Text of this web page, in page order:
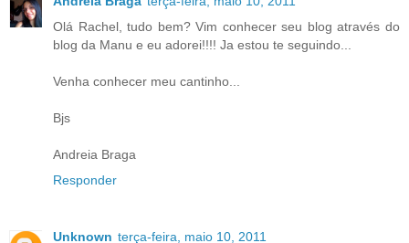
Olá Rachel, tudo bem? Vim conhecer seu blog através do
blog da Manu e eu adorei!!!! Ja estou te seguindo...
Venha conhecer meu cantinho...
Bjs
Andreia Braga
Responder
Unknown terça-feira, maio 10, 2011